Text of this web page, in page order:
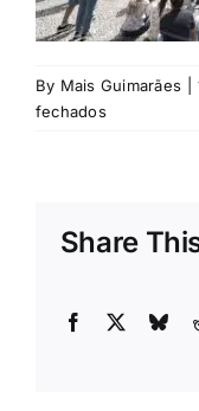
Rubricas
Jornal
Search
By Mais Guimarães
fechadosem
Share
Facebook